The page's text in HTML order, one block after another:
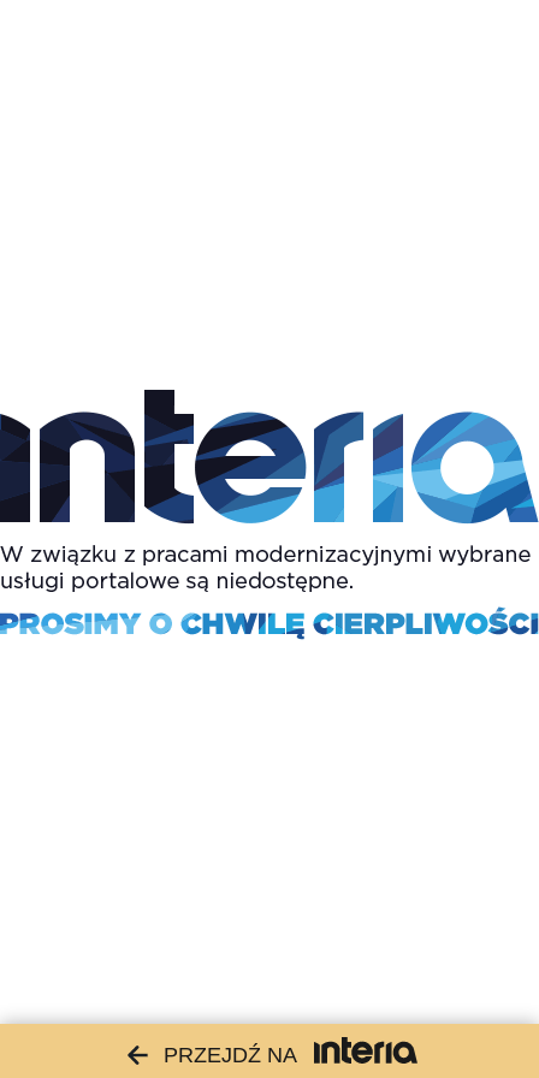
PRZEJDŹ NA